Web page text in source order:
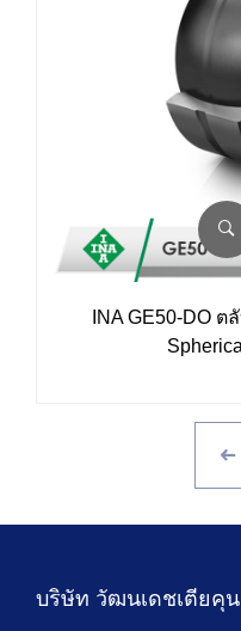
INA GE50-DO
บริษัท วัฒนเดชเตียคุน